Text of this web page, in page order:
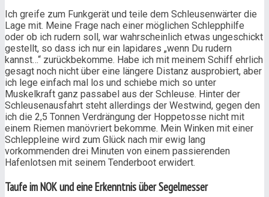
Ich greife zum Funkgerät und teile dem Schleusenwärter die
Lage mit. Meine Frage nach einer möglichen Schlepphilfe
oder ob ich rudern soll, war wahrscheinlich etwas ungeschickt
gestellt, so dass ich nur ein lapidares „wenn Du rudern
kannst…“ zurückbekomme. Habe ich mit meinem Schiff ehrlich
gesagt noch nicht über eine längere Distanz ausprobiert, aber
ich lege einfach mal los und schiebe mich so unter
Muskelkraft ganz passabel aus der Schleuse. Hinter der
Schleusenausfahrt steht allerdings der Westwind, gegen den
ich die 2,5 Tonnen Verdrängung der Hoppetosse nicht mit
einem Riemen manövriert bekomme. Mein Winken mit einer
Schleppleine wird zum Glück nach mir ewig lang
vorkommenden drei Minuten von einem passierenden
Hafenlotsen mit seinem Tenderboot erwidert.
Taufe im NOK und eine Erkenntnis über Segelmesser